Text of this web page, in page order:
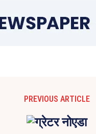
PREVIOUS ARTICLE